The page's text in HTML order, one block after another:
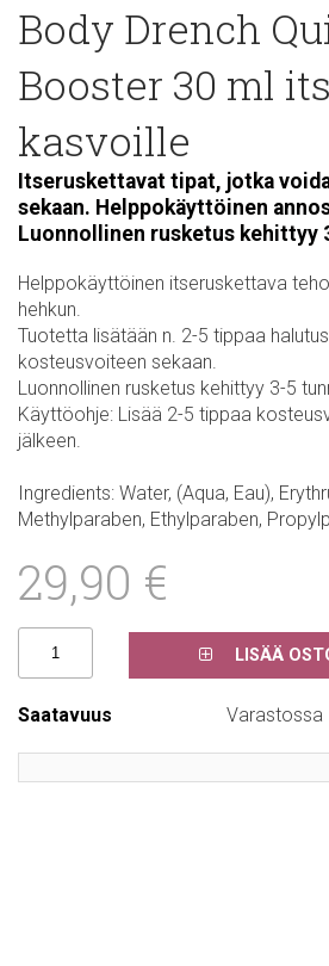
Body Drench
Booster 30 ml
kasvoille
Itseruskettavat tipat, jotka
sekaan. Helppokäyttöinen
Luonnollinen rusketus kehittyy
Helppokäyttöinen itseruskettava
hehkun.
Tuotetta lisätään n. 2-5 tippaa
kosteusvoiteen sekaan.
Luonnollinen rusketus kehittyy 3-5
Käyttöohje: Lisää 2-5 tippaa
jälkeen.
Ingredients: Water, (Aqua, Eau),
Methylparaben, Ethylparaben,
29,90 €
LISÄÄ
Saatavuus Varastossa